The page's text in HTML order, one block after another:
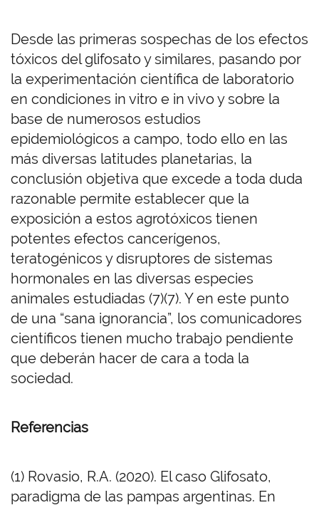
Desde las primeras sospechas de los efectos
tóxicos del glifosato y similares, pasando por
la experimentación científica de laboratorio
en condiciones in vitro e in vivo y sobre la
base de numerosos estudios
epidemiológicos a campo, todo ello en las
más diversas latitudes planetarias, la
conclusión objetiva que excede a toda duda
razonable permite establecer que la
exposición a estos agrotóxicos tienen
potentes efectos cancerígenos,
teratogénicos y disruptores de sistemas
hormonales en las diversas especies
animales estudiadas (7)(7). Y en este punto
de una “sana ignorancia”, los comunicadores
científicos tienen mucho trabajo pendiente
que deberán hacer de cara a toda la
sociedad.
Referencias
(1) Rovasio, R.A. (2020). El caso Glifosato,
paradigma de las pampas argentinas. En